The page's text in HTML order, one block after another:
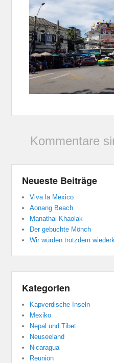
Kommentare
Neueste Beiträge
Viva la Mexico
Aonang Beach
Manathai Khaolak
Der gebuchte Mönch
Wir würden trotzdem
Kategorien
Kapverdische Inseln
Mexiko
Nepal und Tibet
Neuseeland
Nicaragua
Reunion